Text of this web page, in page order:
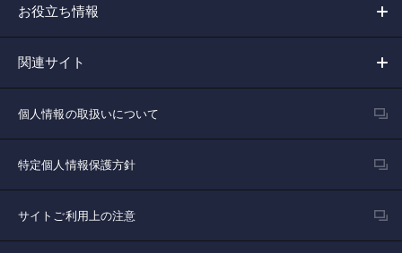
お役立ち情報
関連サイト
個人情報の取扱いについて
特定個人情報保護方針
サイトご利用上の注意